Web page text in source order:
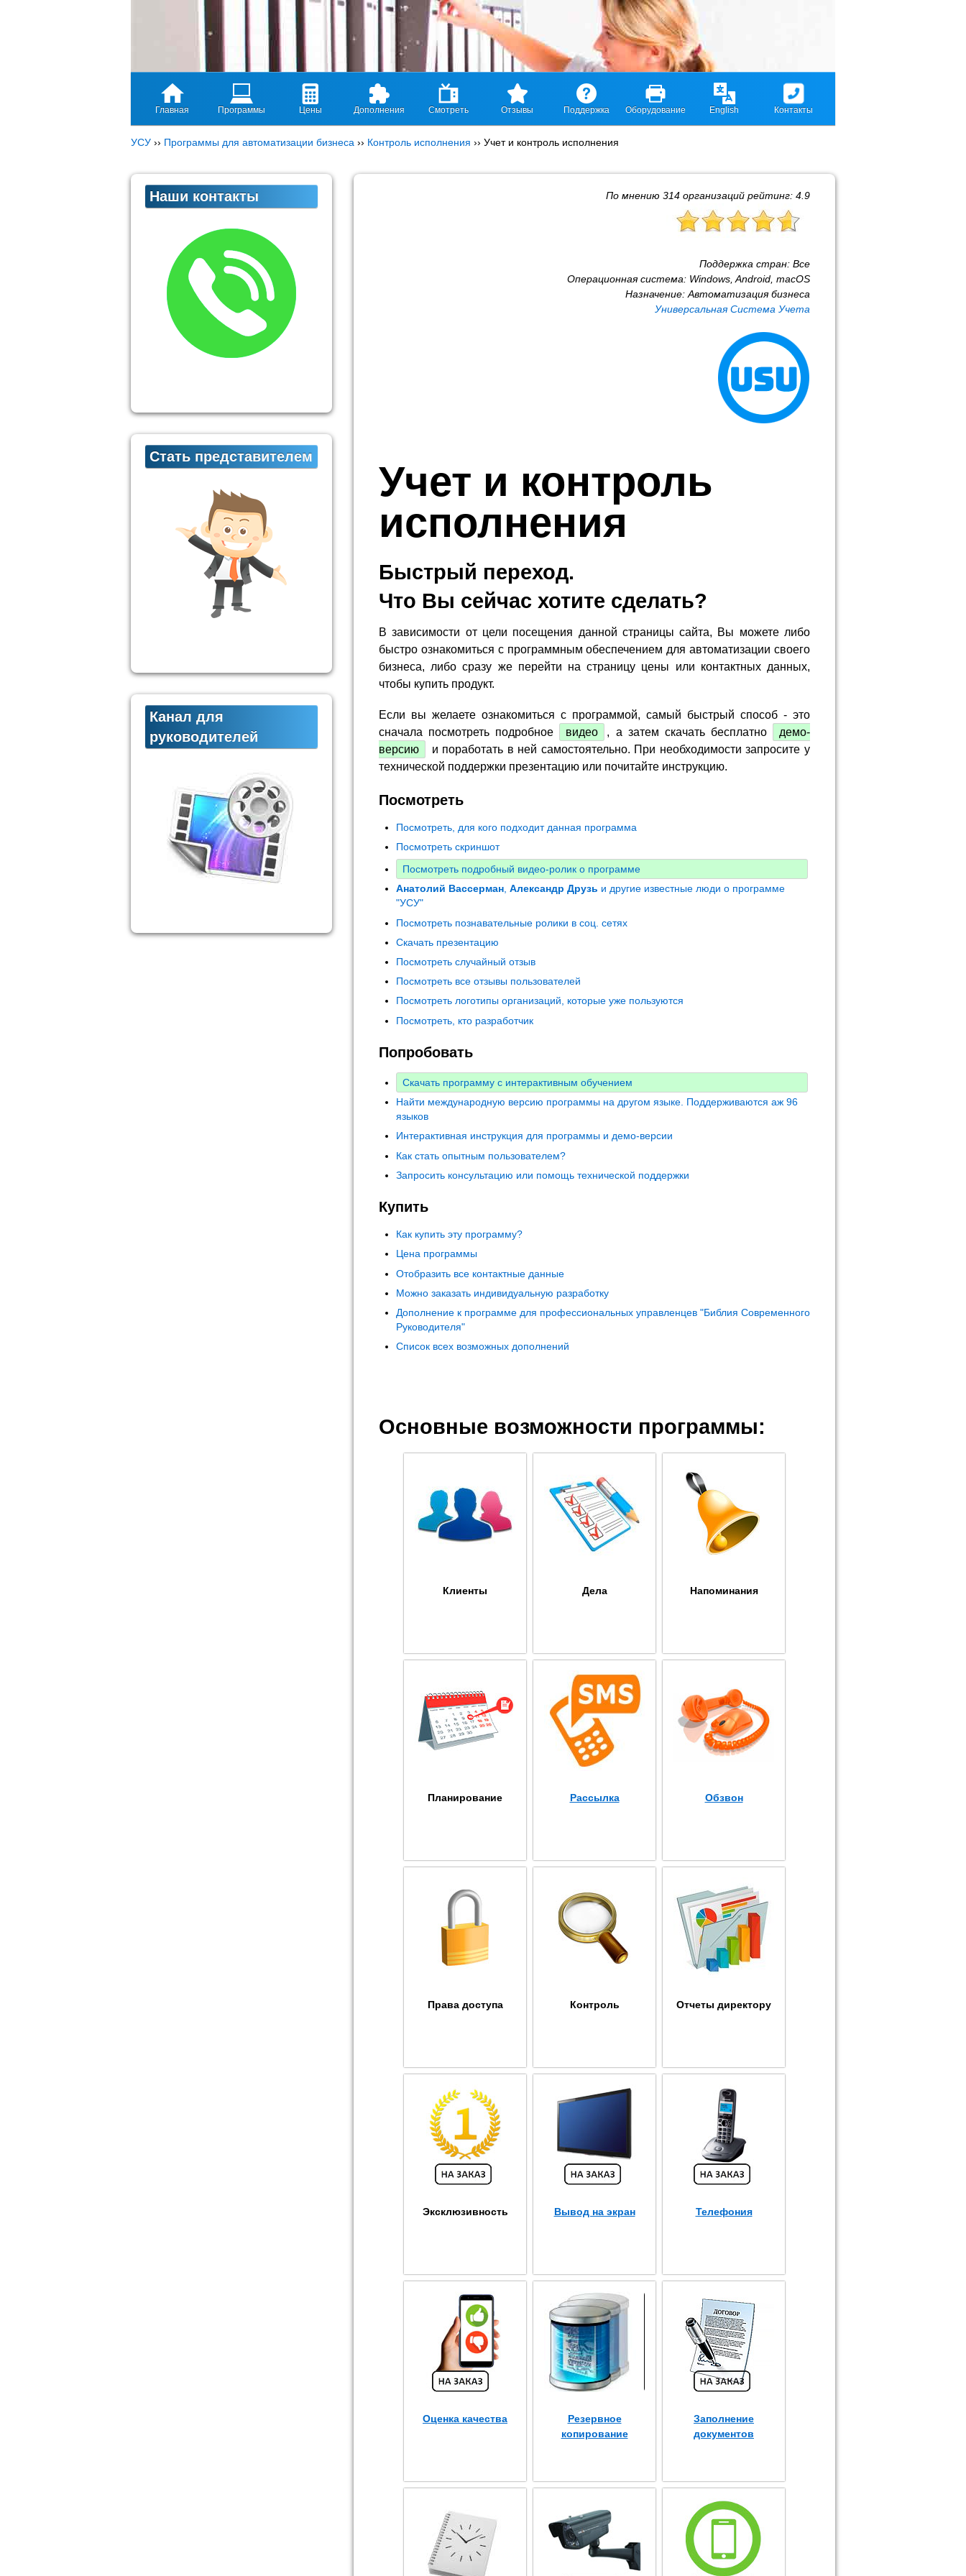
Главная Программы Цены Дополнения Смотреть Отзывы Поддержка Оборудование English Контакты
УСУ ›› Программы для автоматизации бизнеса ›› Контроль исполнения ›› Учет и контроль исполнения
По мнению 314 организаций рейтинг: 4.9
Поддержка стран: Все
Операционная система: Windows, Android, macOS
Назначение: Автоматизация бизнеса
Универсальная Система Учета
Учет и контроль
исполнения
Быстрый переход.
Что Вы сейчас хотите сделать?
В зависимости от цели посещения данной страницы сайта, Вы можете либо
быстро ознакомиться с программным обеспечением для автоматизации своего
бизнеса, либо сразу же перейти на страницу цены или контактных данных,
чтобы купить продукт.
Если вы желаете ознакомиться с программой, самый быстрый способ - это
сначала посмотреть подробное
видео , а затем скачать бесплатно
демо-
версию
и поработать в ней самостоятельно. При необходимости запросите у
технической поддержки презентацию или почитайте инструкцию.
Посмотреть
Посмотреть, для кого подходит данная программа
Посмотреть скриншот
Посмотреть подробный видео-ролик о программе
Анатолий Вассерман, Александр Друзь и другие известные люди о программе
"УСУ"
Посмотреть познавательные ролики в соц. сетях
Скачать презентацию
Посмотреть случайный отзыв
Посмотреть все отзывы пользователей
Посмотреть логотипы организаций, которые уже пользуются
Посмотреть, кто разработчик
Попробовать
Скачать программу с интерактивным обучением
Найти международную версию программы на другом языке. Поддерживаются аж 96
языков
Интерактивная инструкция для программы и демо-версии
Как стать опытным пользователем?
Запросить консультацию или помощь технической поддержки
Купить
Как купить эту программу?
Цена программы
Отобразить все контактные данные
Можно заказать индивидуальную разработку
Дополнение к программе для профессиональных управленцев "Библия Современного
Руководителя"
Список всех возможных дополнений
Основные возможности программы:
Клиенты Дела Напоминания
Планирование Рассылка Обзвон
Права доступа Контроль Отчеты директору
Эксклюзивность Вывод на экран Телефония
Оценка качества
Резервное
копирование
Заполнение
документов
Наши контакты
Стать представителем
Канал для
руководителей